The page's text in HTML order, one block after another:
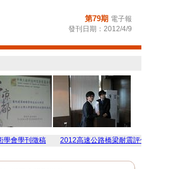
第79期 電子報
發刊日期： 2012/4/9
刊徵稿 2012高速公路橋梁耐震評估補強工程研討會